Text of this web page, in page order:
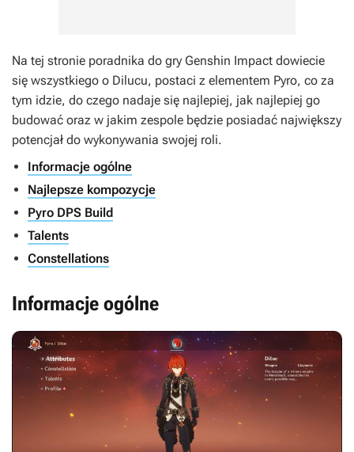
Na tej stronie poradnika do gry Genshin Impact dowiecie
się wszystkiego o Dilucu, postaci z elementem Pyro, co za
tym idzie, do czego nadaje się najlepiej, jak najlepiej go
budować oraz w jakim zespole będzie posiadać największy
potencjał do wykonywania swojej roli.
Informacje ogólne
Najlepsze kompozycje
Pyro DPS Build
Talents
Constellations
Informacje ogólne